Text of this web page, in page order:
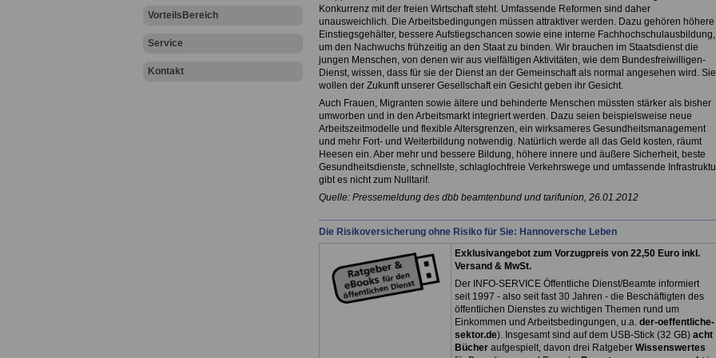
VorteilsBereich
Service
Kontakt
Konkurrenz mit der freien Wirtschaft steht. Umfassende Reformen sind daher
unausweichlich. Die Arbeitsbedingungen müssen attraktiver werden. Dazu gehören höhere
Einstiegsgehälter, bessere Aufstiegschancen sowie eine interne Fachhochschulausbildung,
um den Nachwuchs frühzeitig an den Staat zu binden. Wir brauchen im Staatsdienst die
jungen Menschen, von denen wir aus vielfältigen Aktivitäten, wie dem Bundesfreiwilligen-
Dienst, wissen, dass für sie der Dienst an der Gemeinschaft als normal angesehen wird. Sie
wollen der Zukunft unserer Gesellschaft ein Gesicht geben ihr Gesicht.
Auch Frauen, Migranten sowie ältere und behinderte Menschen müssten stärker als bisher
umworben und in den Arbeitsmarkt integriert werden. Dazu seien beispielsweise neue
Arbeitszeitmodelle und flexible Altersgrenzen, ein wirksameres Gesundheitsmanagement
und mehr Fort- und Weiterbildung notwendig. Natürlich werde all das Geld kosten, räumt
Heesen ein. Aber mehr und bessere Bildung, höhere innere und äußere Sicherheit, beste
Gesundheitsdienste, schnellste, schlaglochfreie Verkehrswege und umfassende
gibt es nicht zum Nulltarif.
Quelle: Pressemeldung des dbb beamtenbund und tarifunion, 26.01.2012
Die Risikoversicherung ohne Risiko für Sie: Hannoversche Leben
Exklusivangebot zum Vorzugpreis von 22,50 Euro inkl.
Versand & MwSt.
Der INFO-SERVICE Öffentliche Dienst/Beamte informiert
seit 1997 - also seit fast 30 Jahren - die Beschäftigten des
öffentlichen Dienstes zu wichtigen Themen rund um
Einkommen und Arbeitsbedingungen, u.a. der-oeffentliche-
sektor.de). Insgesamt sind auf dem USB-Stick (32 GB) acht
Bücher aufgespielt, davon drei Ratgeber Wissenswertes